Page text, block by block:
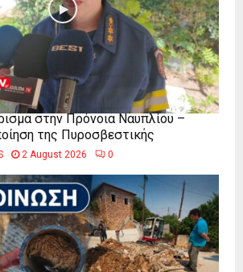
στην Πρόνοια Ναυπλίου –
της Πυροσβεστικής
2 August 2026 0